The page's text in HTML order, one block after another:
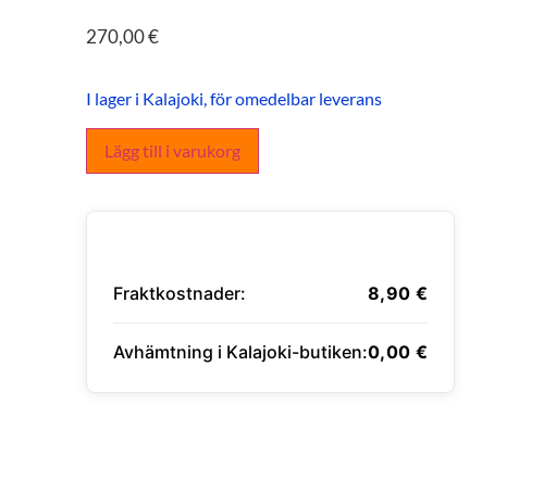
270,00€
I lager i Kalajoki, för omedelbar leverans
Lägg till i varukorg
Fraktkostnader: 8,90 €
Avhämtning i Kalajoki-butiken:0,00 €